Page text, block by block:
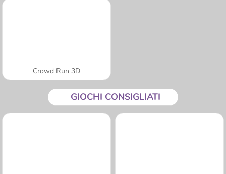
Crowd Run 3D
GIOCHI CONSIGLIATI